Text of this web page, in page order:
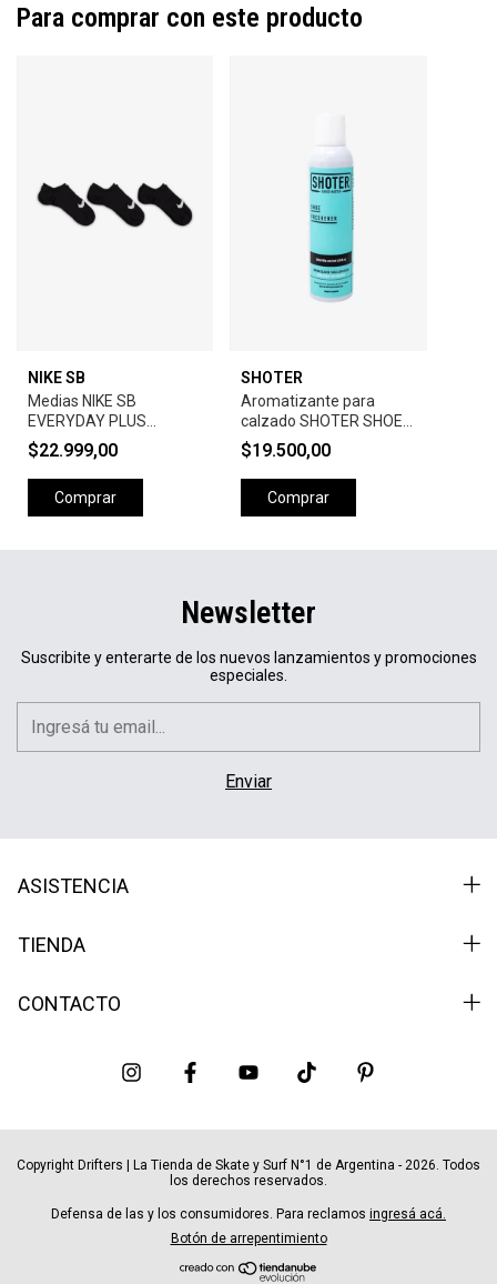
Para comprar con este producto
NIKE SB
Medias NIKE SB
EVERYDAY PLUS
LIGHTWEIGHT x 3PK-
BLACK
$22.999,00
Comprar
SHOTER
Aromatizante para
calzado SHOTER SHOE
FRESHENER
$19.500,00
Comprar
Newsletter
Suscribite y enterarte de los nuevos lanzamientos y promociones
especiales.
ASISTENCIA
TIENDA
CONTACTO
Copyright Drifters | La Tienda de Skate y Surf N°1 de Argentina - 2026. Todos
los derechos reservados.
Defensa de las y los consumidores. Para reclamos ingresá acá.
Botón de arrepentimiento